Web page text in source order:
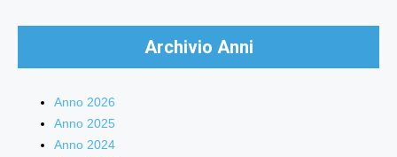
Archivio Anni
Anno 2026
Anno 2025
Anno 2024